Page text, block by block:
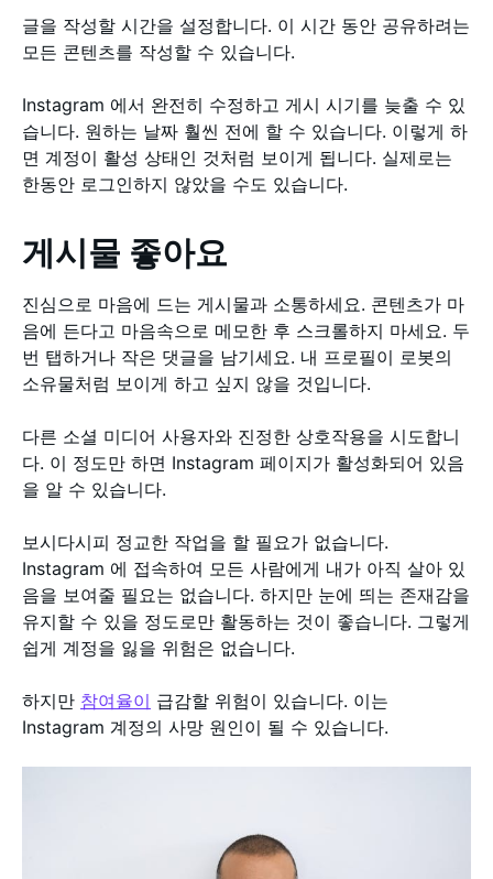
글을 작성할 시간을 설정합니다. 이 시간 동안 공유하려는
모든 콘텐츠를 작성할 수 있습니다.
Instagram 에서 완전히 수정하고 게시 시기를 늦출 수 있
습니다. 원하는 날짜 훨씬 전에 할 수 있습니다. 이렇게 하
면 계정이 활성 상태인 것처럼 보이게 됩니다. 실제로는
한동안 로그인하지 않았을 수도 있습니다.
게시물 좋아요
진심으로 마음에 드는 게시물과 소통하세요. 콘텐츠가 마
음에 든다고 마음속으로 메모한 후 스크롤하지 마세요. 두
번 탭하거나 작은 댓글을 남기세요. 내 프로필이 로봇의
소유물처럼 보이게 하고 싶지 않을 것입니다.
다른 소셜 미디어 사용자와 진정한 상호작용을 시도합니
다. 이 정도만 하면 Instagram 페이지가 활성화되어 있음
을 알 수 있습니다.
보시다시피 정교한 작업을 할 필요가 없습니다.
Instagram 에 접속하여 모든 사람에게 내가 아직 살아 있
음을 보여줄 필요는 없습니다. 하지만 눈에 띄는 존재감을
유지할 수 있을 정도로만 활동하는 것이 좋습니다. 그렇게
쉽게 계정을 잃을 위험은 없습니다.
하지만 참여율이 급감할 위험이 있습니다. 이는
Instagram 계정의 사망 원인이 될 수 있습니다.